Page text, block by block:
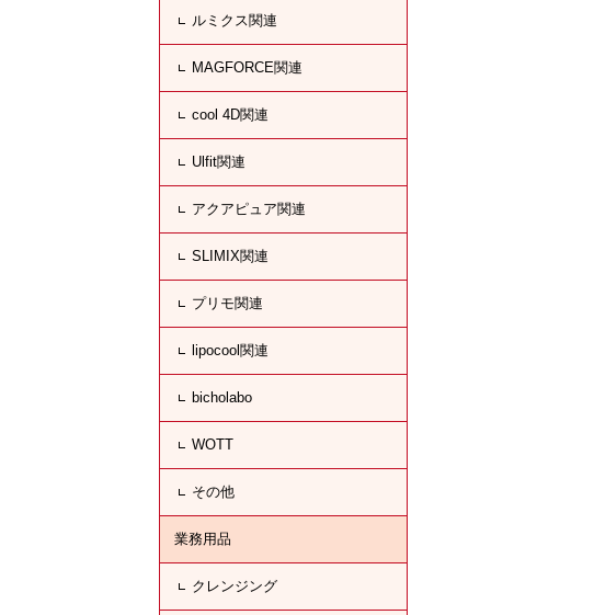
ルミクス関連
MAGFORCE関連
cool 4D関連
Ulfit関連
アクアピュア関連
SLIMIX関連
プリモ関連
lipocool関連
bicholabo
WOTT
その他
業務用品
クレンジング